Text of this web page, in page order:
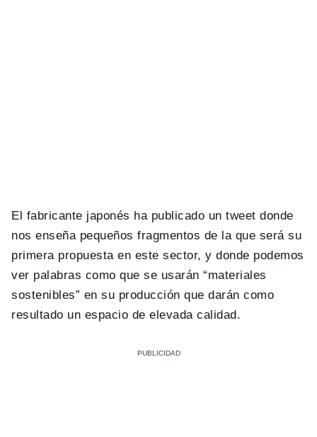
El fabricante japonés ha publicado un tweet donde
nos enseña pequeños fragmentos de la que será su
primera propuesta en este sector, y donde podemos
ver palabras como que se usarán “materiales
sostenibles” en su producción que darán como
resultado un espacio de elevada calidad.